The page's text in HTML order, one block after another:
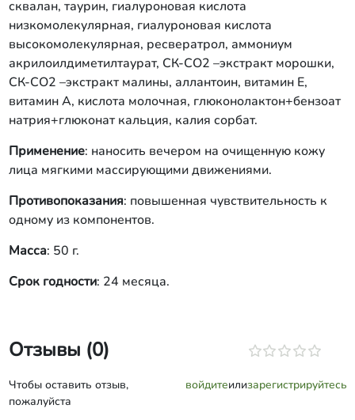
сквалан, таурин, гиалуроновая кислота
низкомолекулярная, гиалуроновая кислота
высокомолекулярная, ресвератрол, аммониум
акрилоилдиметилтаурат, СК-СО2 –экстракт морошки,
СК-СО2 –экстракт малины, аллантоин, витамин Е,
витамин А, кислота молочная, глюконолактон+бензоат
натрия+глюконат кальция, калия сорбат.
Применение: наносить вечером на очищенную кожу
лица мягкими массирующими движениями.
Противопоказания: повышенная чувствительность к
одному из компонентов.
Масса: 50 г.
Срок годности: 24 месяца.
Отзывы (0)
Чтобы оставить отзыв,
пожалуйста
войдитеилизарегистрируйтесь